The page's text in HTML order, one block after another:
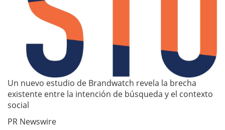
Un nuevo estudio de Brandwatch revela la brecha
existente entre la intención de búsqueda y el contexto
social
PR Newswire